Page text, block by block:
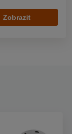
Zobrazit